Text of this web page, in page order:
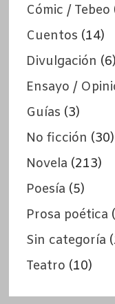
Cómic / Tebeo
Cuentos (14)
Divulgación (6)
Ensayo /
Guías (3)
No ficción (30)
Novela (213)
Poesía (5)
Prosa poética
Sin categoría
Teatro (10)